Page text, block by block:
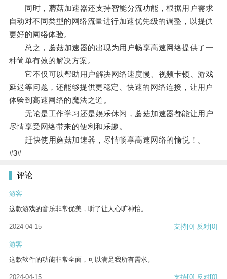
同时，蘑菇加速器还支持智能分流功能，根据用户需求
自动对不同类型的网络流量进行加速优先级的调整，以提供
更好的网络体验。
总之，蘑菇加速器的出现为用户畅享高速网络提供了一
种简单有效的解决方案。
它不仅可以帮助用户解决网络速度慢、视频卡顿、游戏
延迟等问题，还能够提供更稳定、快速的网络连接，让用户
体验到高速网络的魔法之道。
无论是工作学习还是娱乐休闲，蘑菇加速器都能让用户
尽情享受网络带来的便利和乐趣。
赶快使用蘑菇加速器，尽情畅享高速网络的愉悦！。
#3#
评论
游客
这款游戏的音乐非常优美，听了让人心旷神怡。
2024-04-15 支持[0] 反对[0]
游客
这款软件的功能非常全面，可以满足我所有需求。
2024-04-15 支持[0] 反对[0]